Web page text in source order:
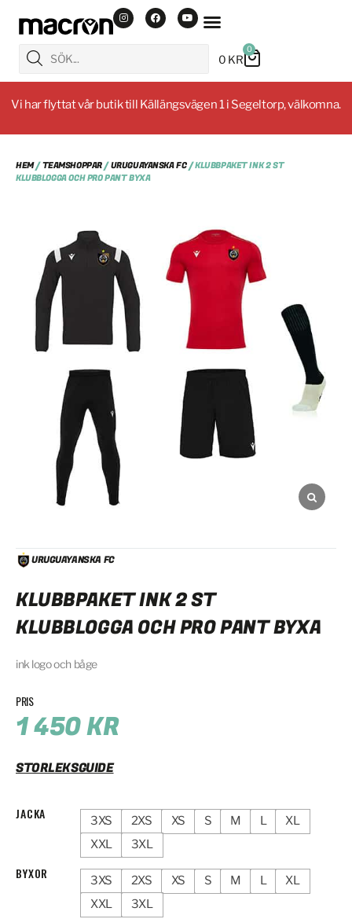
0 KR
0
Vi har flyttat vår butik till Källängsvägen 1 i Segeltorp, välkomna.
HEM/TEAMSHOPPAR/URUGUAYANSKA FC/ KLUBBPAKET INK 2 ST
KLUBBLOGGA OCH PRO PANT BYXA
URUGUAYANSKA FC
KLUBBPAKET INK 2 ST
KLUBBLOGGA OCH PRO PANT BYXA
ink logo och båge
1 450KR
STORLEKSGUIDE
JACKA 3XS 2XS XS S M L
XL
XXL
3XL
BYXOR 3XS 2XS XS S M L
XL
XXL
3XL